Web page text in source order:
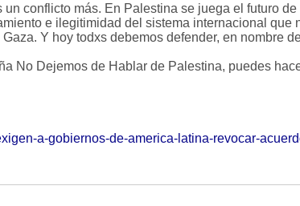
conflicto más. En Palestina se juega el futuro
e ilegitimidad del sistema internacional que
Y hoy todxs debemos defender, en nombre
No Dejemos de Hablar de Palestina, puedes
a-gobiernos-de-america-latina-revocar-